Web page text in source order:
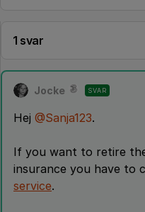
1 svar
Jocke SVAR
Hej @Sanja123.
If you want to retire
insurance you have to
service.